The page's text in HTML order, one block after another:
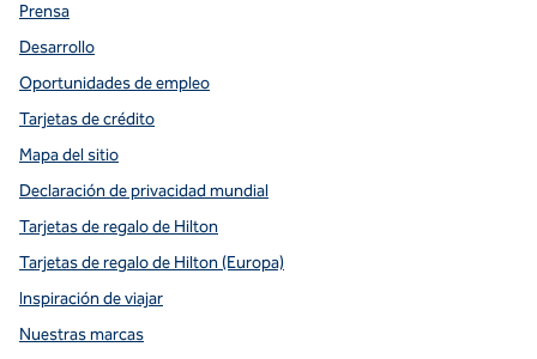
Prensa
Desarrollo
Oportunidades de empleo
Tarjetas de crédito
Mapa del sitio
Declaración de privacidad mundial
Tarjetas de regalo de Hilton
Tarjetas de regalo de Hilton (Europa)
Inspiración de viajar
Nuestras marcas